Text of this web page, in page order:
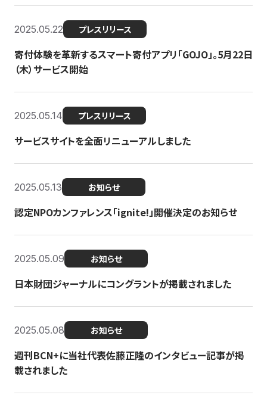
2025.05.22 プレスリリース
寄付体験を革新するスマート寄付アプリ「GOJO」。5月22日
（木）サービス開始
2025.05.14 プレスリリース
サービスサイトを全面リニューアルしました
2025.05.13 お知らせ
認定NPOカンファレンス「ignite!」開催決定のお知らせ
2025.05.09 お知らせ
日本財団ジャーナルにコングラントが掲載されました
2025.05.08 お知らせ
週刊BCN+に当社代表佐藤正隆のインタビュー記事が掲
載されました